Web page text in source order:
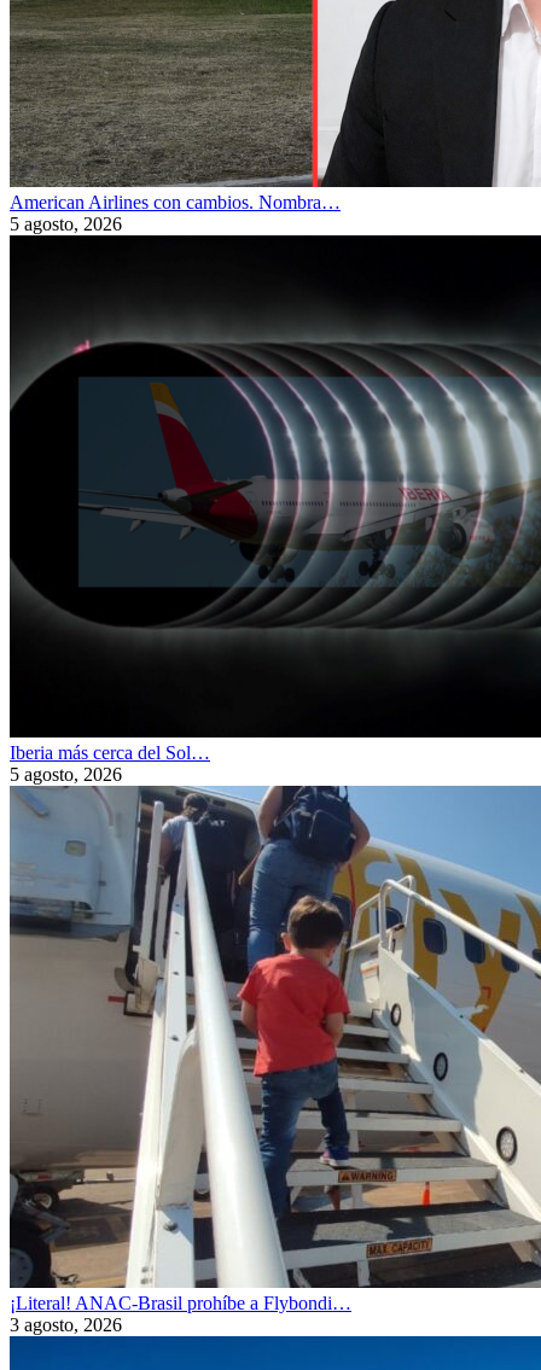
American Airlines con cambios. Nombra…
5 agosto, 2026
Iberia más cerca del Sol…
5 agosto, 2026
¡Literal! ANAC-Brasil prohíbe a Flybondi…
3 agosto, 2026